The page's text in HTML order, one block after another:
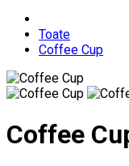
Toate
Coffee Cup
Coffee